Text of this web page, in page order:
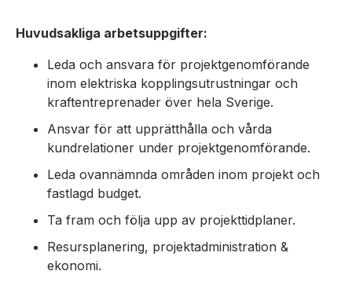
Huvudsakliga arbetsuppgifter:
Leda och ansvara för projektgenomförande
inom elektriska kopplingsutrustningar och
kraftentreprenader över hela Sverige.
Ansvar för att upprätthålla och vårda
kundrelationer under projektgenomförande.
Leda ovannämnda områden inom projekt och
fastlagd budget.
Ta fram och följa upp av projekttidplaner.
Resursplanering, projektadministration &
ekonomi.